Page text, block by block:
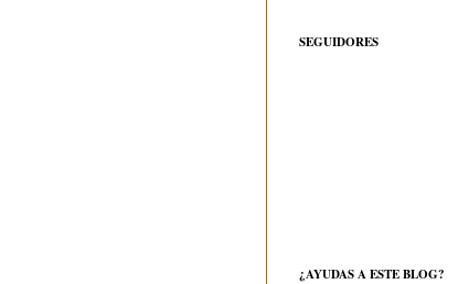
SEGUIDORES
¿AYUDAS A ESTE BLOG?